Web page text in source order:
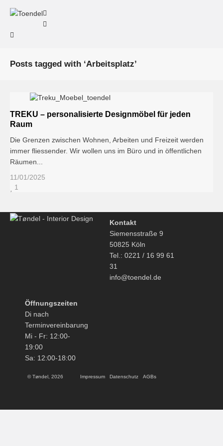
Posts tagged with ‘Arbeitsplatz’
TREKU – personalisierte Designmöbel für jeden
Raum
Die Grenzen zwischen Wohnen, Arbeiten und Freizeit werden
immer fliessender. Wir wollen uns im Büro und in öffentlichen
Räumen...
11/01/2025
1
Kontakt
Siemensstraße 9
50825 Köln
Tel.: 0221 / 16 99 61
31
info@toendel.de
Öffnungszeiten
Di nach
Terminvereinbarung
Mi - Fr: 12:00-
19:00
Sa: 12:00-18:00
© Tøndel, 2026 Impressum Datenschutz AGBs